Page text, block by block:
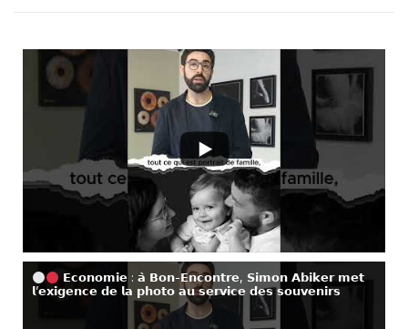
𝗘𝗰𝗼𝗻𝗼𝗺𝗶𝗲 : 𝗮̀ 𝗕𝗼𝗻-𝗘𝗻𝗰𝗼𝗻𝘁𝗿𝗲, 𝗦𝗶𝗺𝗼𝗻 𝗔𝗯𝗶𝗸𝗲𝗿 𝗺𝗲𝘁
𝗹’𝗲𝘅𝗶𝗴𝗲𝗻𝗰𝗲 𝗱𝗲 𝗹𝗮 𝗽𝗵𝗼𝘁𝗼 𝗮𝘂 𝘀𝗲𝗿𝘃𝗶𝗰𝗲 𝗱𝗲𝘀 𝘀𝗼𝘂𝘃𝗲𝗻𝗶𝗿𝘀